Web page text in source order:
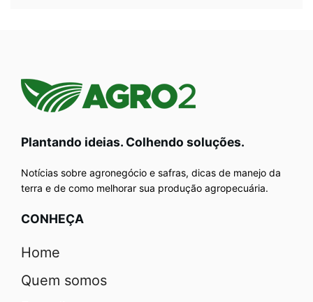
Plantando ideias. Colhendo soluções.
Notícias sobre agronegócio e safras, dicas de manejo da
terra e de como melhorar sua produção agropecuária.
CONHEÇA
Home
Quem somos